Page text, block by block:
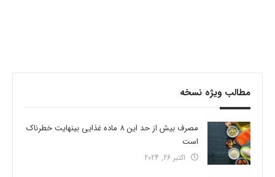
مطالب ویژه نسخه
مصرف بیش از حد این 8 ماده غذایی بینهایت خطرناک
است
اکتبر 26, 2024